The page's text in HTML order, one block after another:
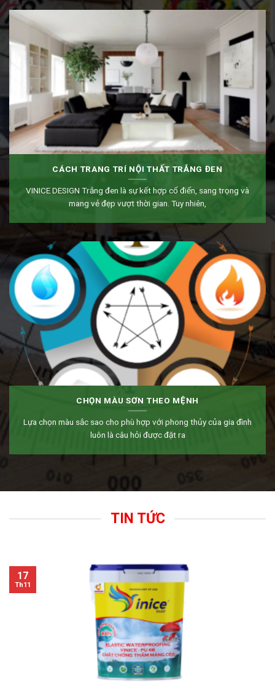
CÁCH TRANG TRÍ NỘI THẤT TRẮNG ĐEN
VINICE DESIGN Trắng đen là sự kết hợp cổ điển, sang trọng và
mang vẻ đẹp vượt thời gian. Tuy nhiên,
CHỌN MÀU SƠN THEO MỆNH
Lựa chọn màu sắc sao cho phù hợp với phong thủy của gia đình
luôn là câu hỏi được đặt ra
TIN TỨC
17
Th11